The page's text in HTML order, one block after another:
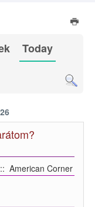
Today
:: American Corner